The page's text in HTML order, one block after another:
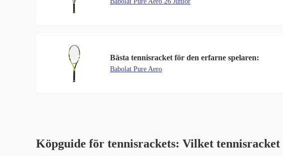
Bästa tennisracket för den erfarne spelaren:
Babolat Pure Aero
Köpguide för tennisrackets: Vilket tennisracket